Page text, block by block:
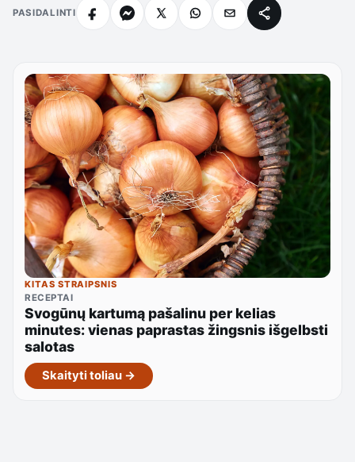
PASIDALINTI
KITAS STRAIPSNIS
RECEPTAI
Svogūnų kartumą pašalinu per kelias
minutes: vienas paprastas žingsnis išgelbsti
salotas
Skaityti toliau →